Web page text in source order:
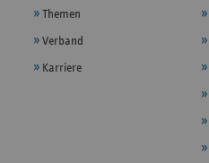
Themen
Verband
Karriere